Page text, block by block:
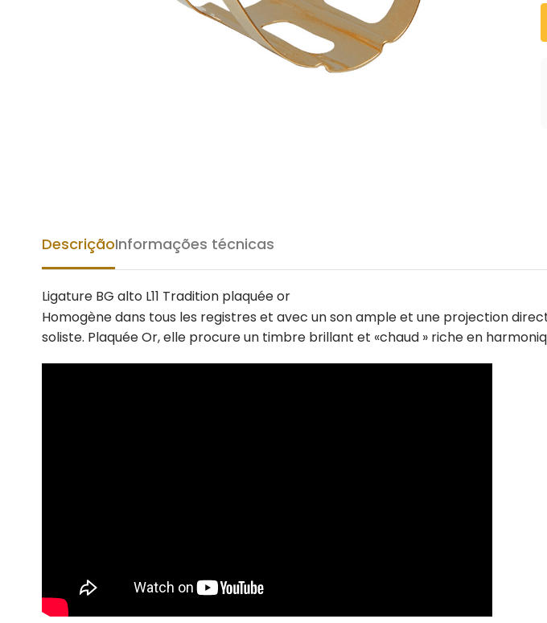
DescriçãoInformações técnicas
Ligature BG alto L11 Tradition plaquée or
Homogène dans tous les registres et avec un son ample et une projection
soliste. Plaquée Or, elle procure un timbre brillant et «chaud » riche en